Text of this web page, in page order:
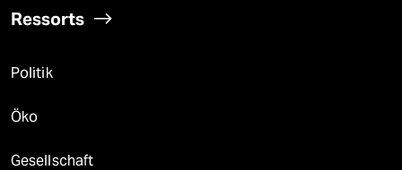
Ressorts
Politik
Öko
Gesellschaft